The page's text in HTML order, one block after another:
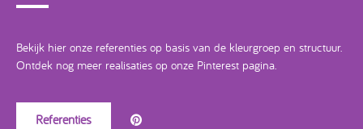
Bekijk hier onze referenties op basis van de kleurgroep en structuur.
Ontdek nog meer realisaties op onze Pinterest pagina.
Referenties